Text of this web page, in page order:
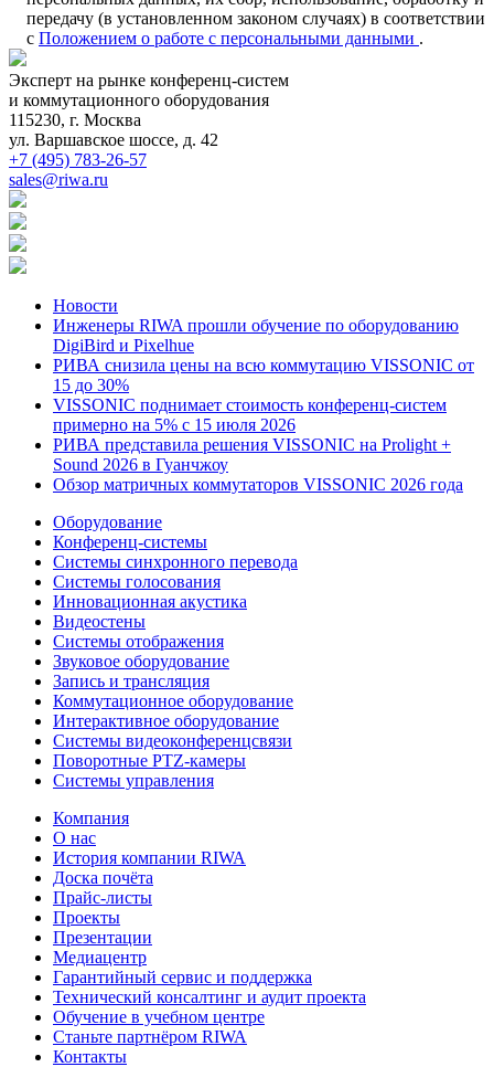
передачу (в установленном законом случаях) в соответствии
с Положением о работе с персональными данными .
Эксперт на рынке конференц-систем
и коммутационного оборудования
115230, г. Москва
ул. Варшавское шоссе, д. 42
+7 (495) 783-26-57
sales@riwa.ru
Новости
Инженеры RIWA прошли обучение по оборудованию
DigiBird и Pixelhue
РИВА снизила цены на всю коммутацию VISSONIC от
15 до 30%
VISSONIC поднимает стоимость конференц-систем
примерно на 5% с 15 июля 2026
РИВА представила решения VISSONIC на Prolight +
Sound 2026 в Гуанчжоу
Обзор матричных коммутаторов VISSONIC 2026 года
Оборудование
Конференц-системы
Системы синхронного перевода
Системы голосования
Инновационная акустика
Видеостены
Системы отображения
Звуковое оборудование
Запись и трансляция
Коммутационное оборудование
Интерактивное оборудование
Системы видеоконференцсвязи
Поворотные PTZ-камеры
Системы управления
Компания
О нас
История компании RIWA
Доска почёта
Прайс-листы
Проекты
Презентации
Медиацентр
Гарантийный сервис и поддержка
Технический консалтинг и аудит проекта
Обучение в учебном центре
Станьте партнёром RIWA
Контакты